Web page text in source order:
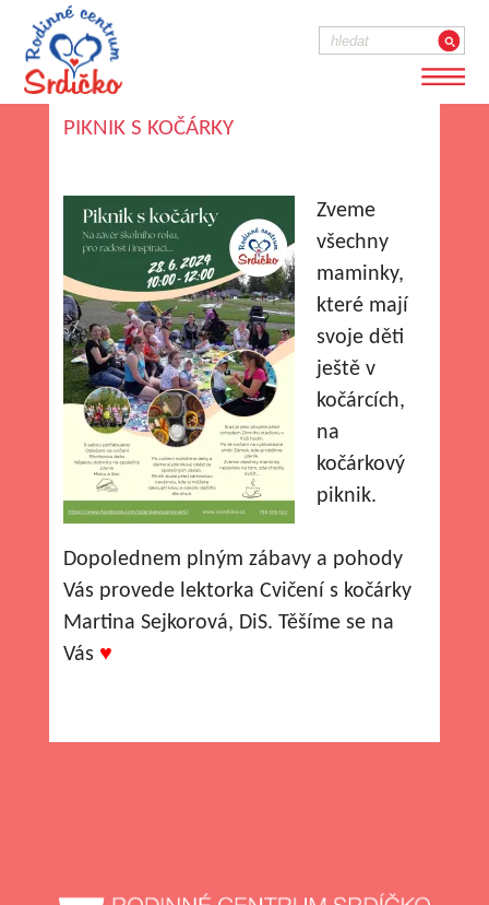
PIKNIK S KOČÁRKY
Zveme
všechny
maminky,
které mají
svoje děti
ještě v
kočárcích,
na
kočárkový
piknik.
Dopolednem plným zábavy a pohody
Vás provede lektorka Cvičení s kočárky
Martina Sejkorová, DiS. Těšíme se na
Vás ♥